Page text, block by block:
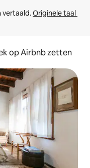
vertaald. Originele taal
op Airbnb zetten